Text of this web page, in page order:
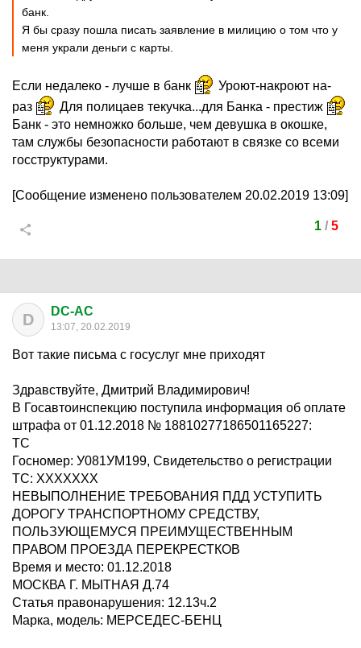
банк.
Я бы сразу пошла писать заявление в милицию о том что у
меня украли деньги с карты.
Если недалеко - лучше в банк
Уроют-накроют на-
раз
Для полицаев текучка...для Банка - престиж
Банк - это немножко больше, чем девушка в окошке,
там службы безопасности работают в связке со всеми
госструктурами.
[Сообщение изменено пользователем 20.02.2019 13:09]
1/ 5
D DC-AC
13:07, 20.02.2019
Вот такие письма с госуслуг мне приходят
Здравствуйте, Дмитрий Владимирович!
В Госавтоинспекцию поступила информация об оплате
штрафа от 01.12.2018 № 18810277186501165227:
ТС
Госномер: У081УМ199, Свидетельство о регистрации
ТС: ХХХХХХХ
НЕВЫПОЛНЕНИЕ ТРЕБОВАНИЯ ПДД УСТУПИТЬ
ДОРОГУ ТРАНСПОРТНОМУ СРЕДСТВУ,
ПОЛЬЗУЮЩЕМУСЯ ПРЕИМУЩЕСТВЕННЫМ
ПРАВОМ ПРОЕЗДА ПЕРЕКРЕСТКОВ
Время и место: 01.12.2018
МОСКВА Г. МЫТНАЯ Д.74
Статья правонарушения: 12.13ч.2
Марка, модель: МЕРСЕДЕС-БЕНЦ